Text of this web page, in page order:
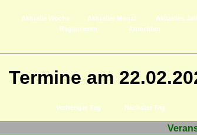
Aktuelle Woche Aktueller Monat Aktuelles
Registrieren
Anmelden
Termine am
Vorheriger Tag Nächster Tag